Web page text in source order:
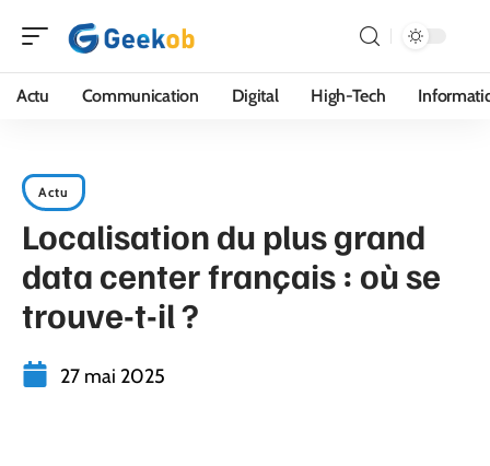
Actu Communication Digital High-Tech
Actu
Localisation du plus grand
data center français : où se
trouve-t-il ?
27 mai 2025